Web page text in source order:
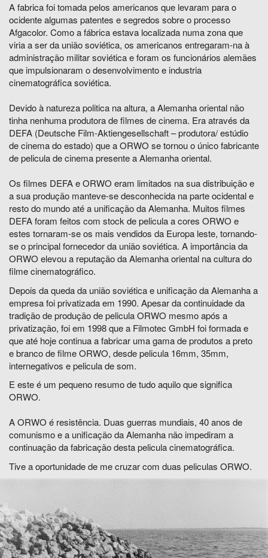
A fabrica foi tomada pelos americanos que levaram para o
ocidente algumas patentes e segredos sobre o processo
Afgacolor. Como a fábrica estava localizada numa zona que
viria a ser da união soviética, os americanos entregaram-na à
administração militar soviética e foram os funcionários alemães
que impulsionaram o desenvolvimento e industria
cinematográfica soviética.
Devido à natureza politica na altura, a Alemanha oriental não
tinha nenhuma produtora de filmes de cinema. Era através da
DEFA (Deutsche Film-Aktiengesellschaft – produtora/ estúdio
de cinema do estado) que a ORWO se tornou o único fabricante
de pelicula de cinema presente a Alemanha oriental.
Os filmes DEFA e ORWO eram limitados na sua distribuição e
a sua produção manteve-se desconhecida na parte ocidental e
resto do mundo até a unificação da Alemanha. Muitos filmes
DEFA foram feitos com stock de pelicula a cores ORWO e
estes tornaram-se os mais vendidos da Europa leste, tornando-
se o principal fornecedor da união soviética. A importância da
ORWO elevou a reputação da Alemanha oriental na cultura do
filme cinematográfico.
Depois da queda da união soviética e unificação da Alemanha a
empresa foi privatizada em 1990. Apesar da continuidade da
tradição de produção de pelicula ORWO mesmo após a
privatização, foi em 1998 que a Filmotec GmbH foi formada e
que até hoje continua a fabricar uma gama de produtos a preto
e branco de filme ORWO, desde pelicula 16mm, 35mm,
internegativos e pelicula de som.
E este é um pequeno resumo de tudo aquilo que significa
ORWO.
A ORWO é resistência. Duas guerras mundiais, 40 anos de
comunismo e a unificação da Alemanha não impediram a
continuação da fabricação desta pelicula cinematográfica.
Tive a oportunidade de me cruzar com duas peliculas ORWO.